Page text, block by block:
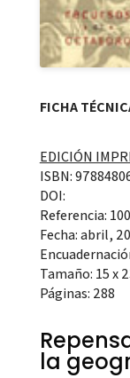
FICHA
EDICIÓN
ISBN:
DOI:
Referencia:
Fecha: abril,
Tamaño: 15 x
Páginas: 288
la